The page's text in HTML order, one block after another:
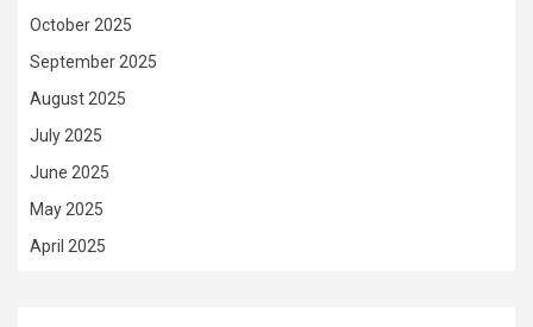
October 2025
September 2025
August 2025
July 2025
June 2025
May 2025
April 2025